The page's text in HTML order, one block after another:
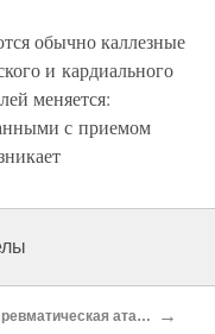
обычно каллезные
и кардиального
меняется:
с приемом
Что такое ревматическая атака? →